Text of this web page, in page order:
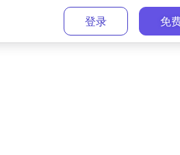
登录 免